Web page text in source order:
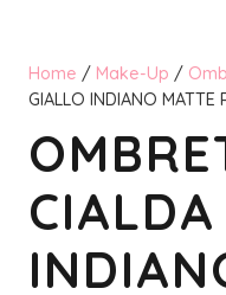
Home / Make-Up /
GIALLO INDIANO MATTE